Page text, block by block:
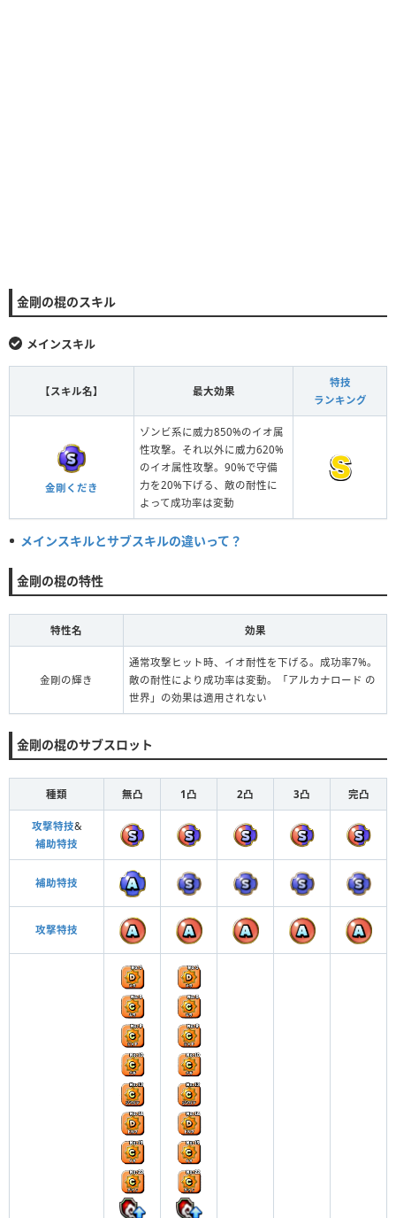
金剛の棍のスキル
メインスキル
【スキル名】 最大効果
特技
ランキング
金剛くだき
ゾンビ系に威力850%のイオ属
性攻撃。それ以外に威力620%
のイオ属性攻撃。90%で守備
力を20%下げる、敵の耐性に
よって成功率は変動
メインスキルとサブスキルの違いって？
金剛の棍の特性
特性名 効果
金剛の輝き
通常攻撃ヒット時、イオ耐性を下げる。成功率7%。
敵の耐性により成功率は変動。「アルカナロード の
世界」の効果は適用されない
金剛の棍のサブスロット
種類 無凸 1凸 2凸 3凸 完凸
攻撃特技&
補助特技
補助特技
攻撃特技